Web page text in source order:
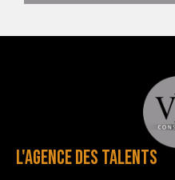
L'AGENCE DES TALENTS